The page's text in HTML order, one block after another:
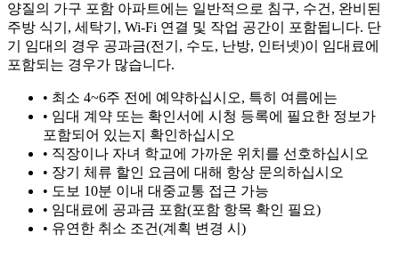
양질의 가구 포함 아파트에는 일반적으로 침구, 수건, 완비된
주방 식기, 세탁기, Wi-Fi 연결 및 작업 공간이 포함됩니다. 단
기 임대의 경우 공과금(전기, 수도, 난방, 인터넷)이 임대료에
포함되는 경우가 많습니다.
• 최소 4~6주 전에 예약하십시오, 특히 여름에는
• 임대 계약 또는 확인서에 시청 등록에 필요한 정보가
포함되어 있는지 확인하십시오
• 직장이나 자녀 학교에 가까운 위치를 선호하십시오
• 장기 체류 할인 요금에 대해 항상 문의하십시오
• 도보 10분 이내 대중교통 접근 가능
• 임대료에 공과금 포함(포함 항목 확인 필요)
• 유연한 취소 조건(계획 변경 시)